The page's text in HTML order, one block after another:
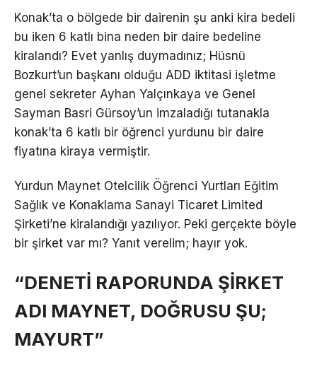
Konak’ta o bölgede bir dairenin şu anki kira bedeli
bu iken 6 katlı bina neden bir daire bedeline
kiralandı? Evet yanlış duymadınız; Hüsnü
Bozkurt’un başkanı olduğu ADD iktitasi işletme
genel sekreter Ayhan Yalçınkaya ve Genel
Sayman Basri Gürsoy’un imzaladığı tutanakla
konak’ta 6 katlı bir öğrenci yurdunu bir daire
fiyatına kiraya vermiştir.
Yurdun Maynet Otelcilik Öğrenci Yurtları Eğitim
Sağlık ve Konaklama Sanayi Ticaret Limited
Şirketi’ne kiralandığı yazılıyor. Peki gerçekte böyle
bir şirket var mı? Yanıt verelim; hayır yok.
“DENETİ RAPORUNDA ŞİRKET
ADI MAYNET, DOĞRUSU ŞU;
MAYURT”